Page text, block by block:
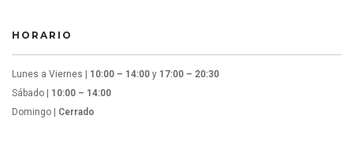
HORARIO
Lunes a Viernes | 10:00 – 14:00 y 17:00 – 20:30
Sábado | 10:00 – 14:00
Domingo | Cerrado